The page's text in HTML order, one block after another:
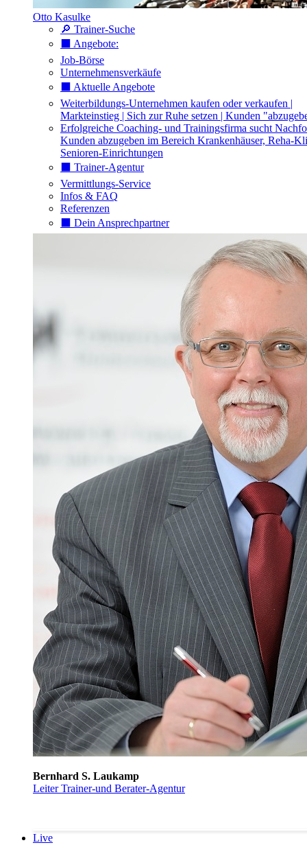
Otto Kasulke
🔎 Trainer-Suche
⬛️ Angebote:
Job-Börse
Unternehmensverkäufe
⬛️ Aktuelle Angebote
Weiterbildungs-Unternehmen kaufen oder verkaufen |
Markteinstieg | Sich zur Ruhe setzen | Kunden
Erfolgreiche Coaching- und Trainingsfirma sucht
Kunden abzugeben im Bereich Krankenhäuser, Reha-
Senioren-Einrichtungen
⬛️ Trainer-Agentur
Vermittlungs-Service
Infos & FAQ
Referenzen
⬛️ Dein Ansprechpartner
Bernhard S. Laukamp
Leiter Trainer-und Berater-Agentur
Live